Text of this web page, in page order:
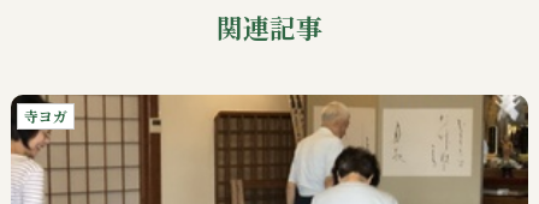
関連記事
寺ヨガ